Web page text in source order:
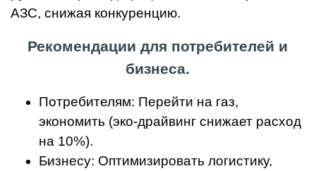
АЗС, снижая конкуренцию.
Рекомендации для потребителей и
бизнеса.
Потребителям: Перейти на газ,
экономить (эко-драйвинг снижает расход
на 10%).
Бизнесу: Оптимизировать логистику,